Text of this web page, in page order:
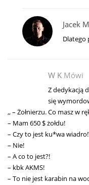
Jacek
Dlatego
W K Mówi
Z dedykacją
się
,, – Żołnierzu. Co masz w
– Mam 650 $ żołdu!
– Czy to jest ku*wa
– Nie!
– A co to jest?!
– kbk AKMS!
– To nie jest karabin na